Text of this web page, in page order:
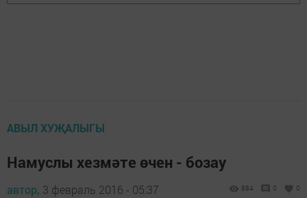
АВЫЛ ХУҖАЛЫГЫ
Намуслы хезмәте өчен - бозау
автор, 3 февраль 2016 - 05:37 884 0 0